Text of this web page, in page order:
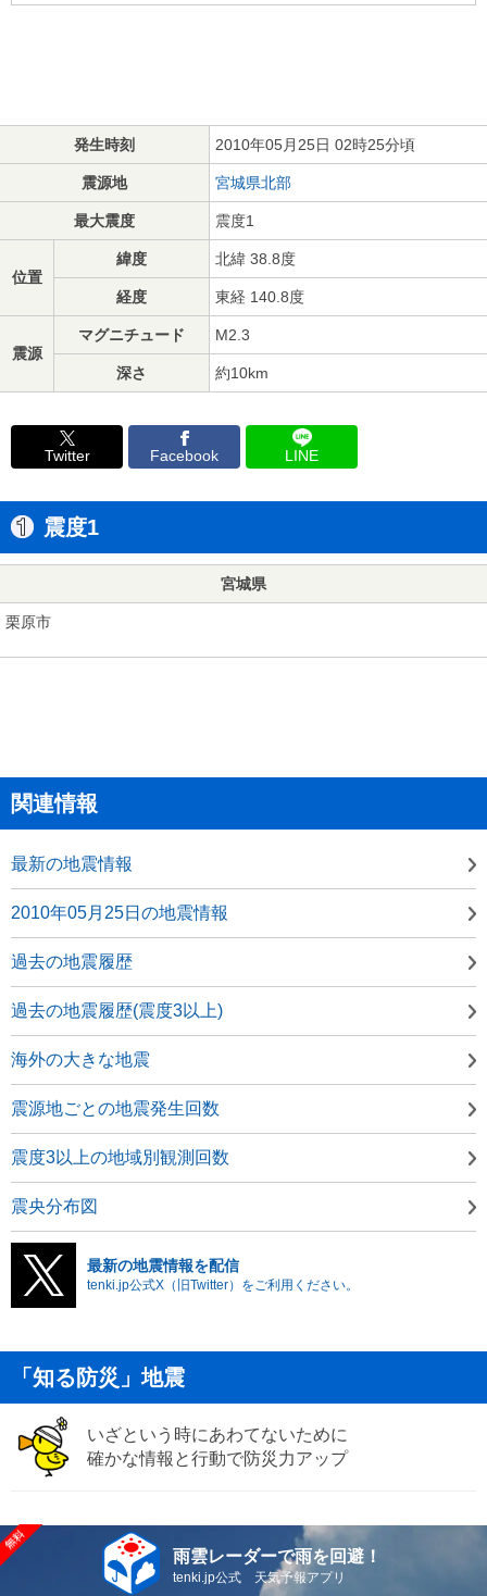
発生時刻 2010年05月25日 02時25分頃
震源地 宮城県北部
最大震度 震度1
位置
緯度 北緯 38.8度
経度 東経 140.8度
震源
マグニチュード M2.3
深さ 約10km
Twitter Facebook LINE
震度1
宮城県
栗原市
関連情報
最新の地震情報
2010年05月25日の地震情報
過去の地震履歴
過去の地震履歴(震度3以上)
海外の大きな地震
震源地ごとの地震発生回数
震度3以上の地域別観測回数
震央分布図
最新の地震情報を配信
tenki.jp公式X（旧Twitter）をご利用ください。
「知る防災」地震
いざという時にあわてないために
確かな情報と行動で防災力アップ
雨雲レーダーで雨を回避！
tenki.jp公式 天気予報アプリ